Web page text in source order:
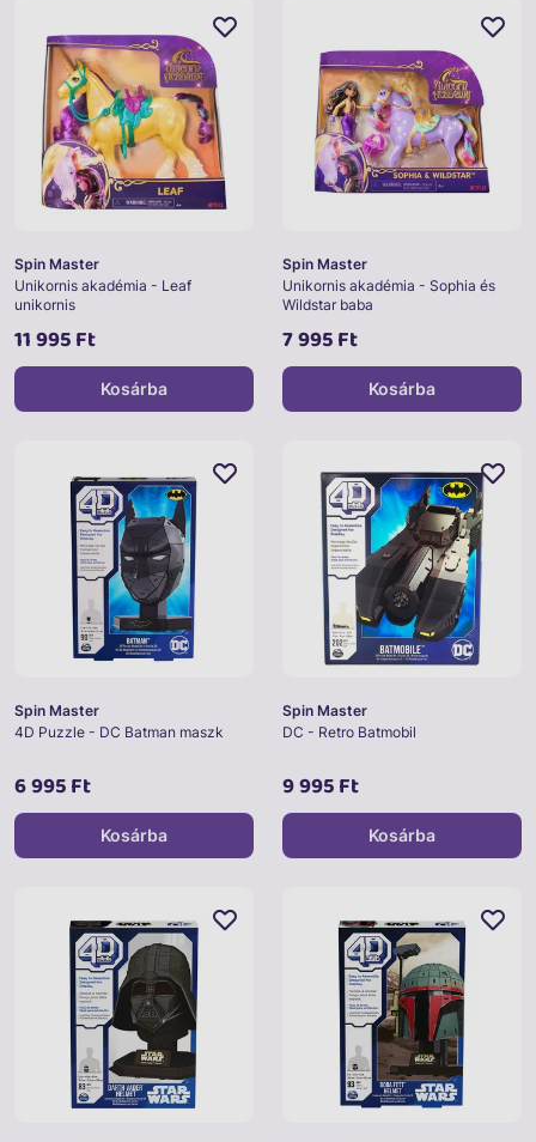
Spin Master
Unikornis akadémia - Leaf
unikornis
11 995 Ft
Kosárba
Spin Master
Unikornis akadémia - Sophia és
Wildstar baba
7 995 Ft
Kosárba
Spin Master
4D Puzzle - DC Batman maszk
6 995 Ft
Kosárba
Spin Master
DC - Retro Batmobil
9 995 Ft
Kosárba